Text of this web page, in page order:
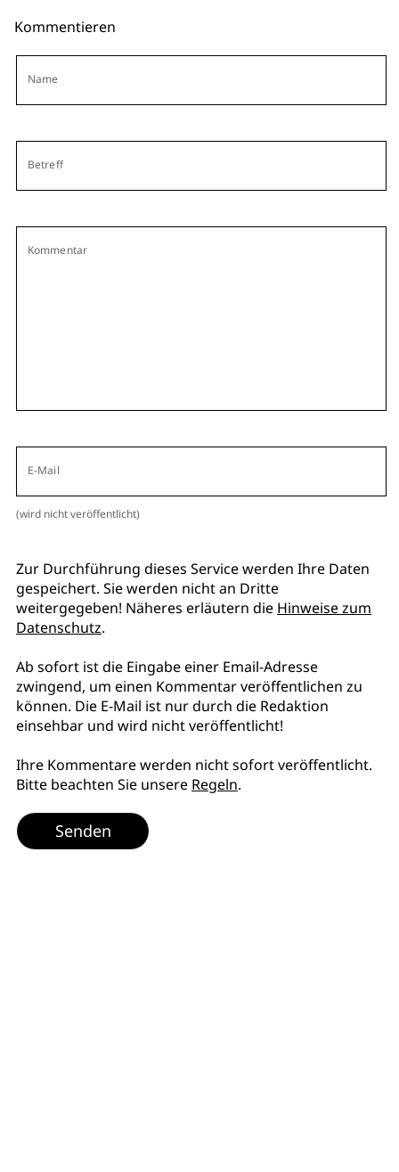
Kommentieren
Name
Betreff
Kommentar
E-Mail
(wird nicht veröffentlicht)
Zur Durchführung dieses Service werden Ihre Daten
gespeichert. Sie werden nicht an Dritte
weitergegeben! Näheres erläutern die Hinweise zum
Datenschutz.
Ab sofort ist die Eingabe einer Email-Adresse
zwingend, um einen Kommentar veröffentlichen zu
können. Die E-Mail ist nur durch die Redaktion
einsehbar und wird nicht veröffentlicht!
Ihre Kommentare werden nicht sofort veröffentlicht.
Bitte beachten Sie unsere Regeln.
Senden